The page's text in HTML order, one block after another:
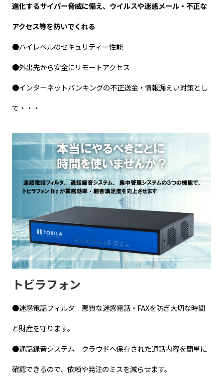
進化するサイバー脅威に備え、ウイルスや迷惑メール・不正な
アクセス等を防いでくれる
●ハイレベルのセキュリティー性能
●外出先から安全にリモートアクセス
●インターネットバンキングの不正送金・情報漏えい対策とし
て・・・
トビラフォン
●迷惑電話フィルタ 悪質な迷惑電話・FAXを防ぎ大切な時間
と財産を守ります。
●通話録音システム クラウドへ保存された通話内容を簡単に
確認できるので、依頼や発注のミスを減らせます。